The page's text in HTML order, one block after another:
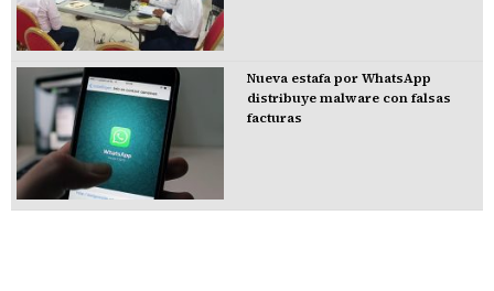
Nueva estafa por WhatsApp
distribuye malware con falsas
facturas